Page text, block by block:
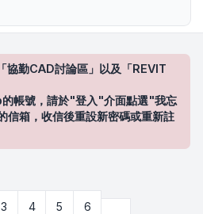
勤CAD討論區」以及「REVIT
帳號，請於"登入"介面點選"我忘
信箱，收信後重設新密碼或重新註
3 4 5 6